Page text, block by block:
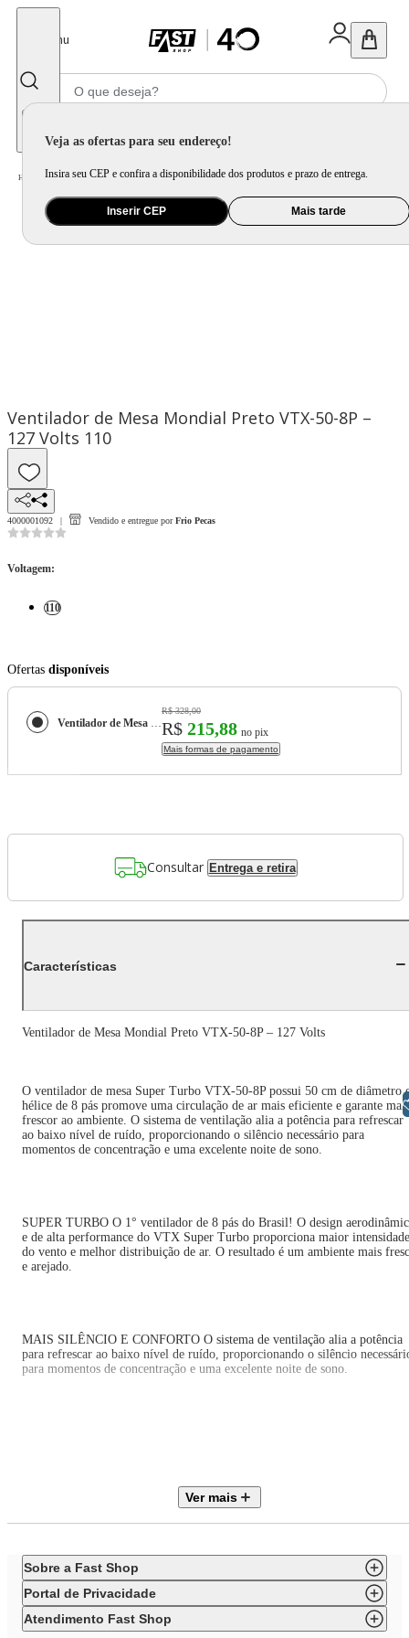
Menu
Veja as ofertas para seu endereço!
Insira seu CEP e confira a disponibilidade dos produtos e prazo de entrega.
Inserir CEP Mais tarde
Home Ar e Ventilação / Ventilador / Ventilador de Mesa Mondial Preto VTX-50-8P – 127 Volts
Ventilador de Mesa Mondial Preto VTX-50-8P –
127 Volts 110
4000001092 Vendido e entregue por Frio Pecas
Voltagem:
110
Ofertas disponíveis
Ventilador de Mesa Mondial Preto VTX-50-8P – 127 Volts
R$ 328,00
R$ 215,88 no pix
Mais formas de pagamento
Consultar Entrega e retira
Características
Ventilador de Mesa Mondial Preto VTX-50-8P – 127 Volts
O ventilador de mesa Super Turbo VTX-50-8P possui 50 cm de diâmetro
hélice de 8 pás promove uma circulação de ar mais eficiente e garante mais
frescor ao ambiente. O sistema de ventilação alia a potência para refrescar
ao baixo nível de ruído, proporcionando o silêncio necessário para
momentos de concentração e uma excelente noite de sono.
SUPER TURBO O 1° ventilador de 8 pás do Brasil! O design
e de alta performance do VTX Super Turbo proporciona maior intensidade
do vento e melhor distribuição de ar. O resultado é um ambiente mais
e arejado.
MAIS SILÊNCIO E CONFORTO O sistema de ventilação alia a potência
para refrescar ao baixo nível de ruído, proporcionando o silêncio
para momentos de concentração e uma excelente noite de sono.
do fluxo do ar.
Ver mais
Sobre a Fast Shop
Portal de Privacidade
Atendimento Fast Shop
Libras